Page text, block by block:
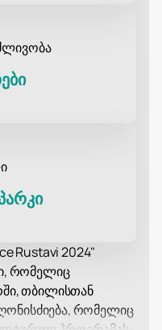
Rustavi 2024"
რომელიც
თბილისთან
რომელიც